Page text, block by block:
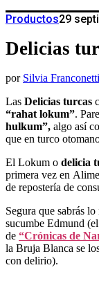
Productos29
Delicias
por Silvia Franconetti
Las Delicias turcas
“rahat lokum”.
hulkum”, algo así
que en turco
El Lokum o delicia
primera vez en
de repostería de
Segura que sabrás
sucumbe Edmund
de “Crónicas de
la Bruja Blanca se
con delirio).